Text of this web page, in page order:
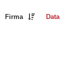
Firma Data